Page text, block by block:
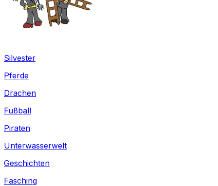
Silvester
Pferde
Drachen
Fußball
Piraten
Unterwasserwelt
Geschichten
Fasching